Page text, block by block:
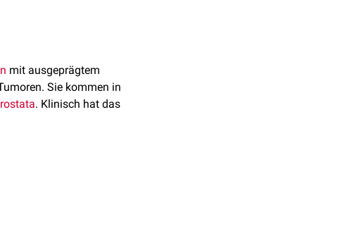
mit ausgeprägtem
Sie kommen in
. Klinisch hat das